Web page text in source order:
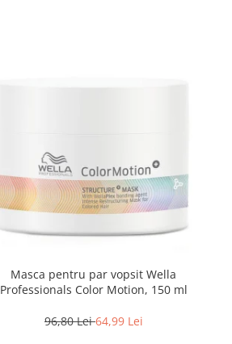
Masca pentru par vopsit Wella
Professionals Color Motion, 150 ml
96,80 Lei64,99 Lei